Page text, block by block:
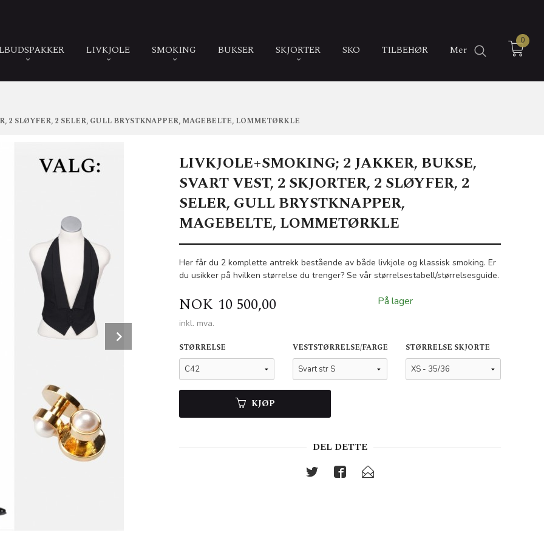
LIVKJOLE SMOKING BUKSER SKJORTER SKO TILBEHØR Mer
0
2 SLØYFER, 2 SELER, GULL BRYSTKNAPPER, MAGEBELTE, LOMMETØRKLE
LIVKJOLE+SMOKING; 2 JAKKER, BUKSE,
SVART VEST, 2 SKJORTER, 2 SLØYFER, 2
SELER, GULL BRYSTKNAPPER,
MAGEBELTE, LOMMETØRKLE
Her får du 2 komplette antrekk bestående av både livkjole og klassisk smoking. Er
du usikker på hvilken størrelse du trenger? Se vår størrelsestabell/størrelsesguide.
Pris
NOK 10 500,00
inkl. mva.
På lager
STØRRELSE VESTSTØRRELSE/FARGE STØRRELSE SKJORTE
KJØP
DEL DETTE